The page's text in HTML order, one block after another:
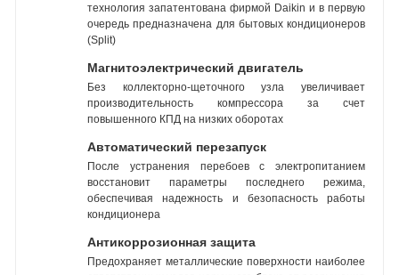
технология запатентована фирмой Daikin и в первую
очередь предназначена для бытовых кондиционеров
(Split)
Магнитоэлектрический двигатель
Без коллекторно-щеточного узла увеличивает
производительность компрессора за счет
повышенного КПД на низких оборотах
Автоматический перезапуск
После устранения перебоев с электропитанием
восстановит параметры последнего режима,
обеспечивая надежность и безопасность работы
кондиционера
Антикоррозионная защита
Предохраняет металлические поверхности наиболее